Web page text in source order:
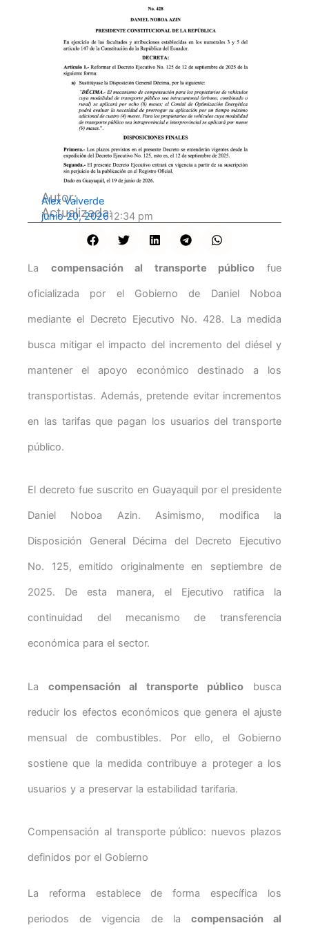
Autor:
Alex Valverde
Actualizada:
junio 20, 202612:34 pm
La compensación al transporte público fue
oficializada por el Gobierno de Daniel Noboa
mediante el Decreto Ejecutivo No. 428. La medida
busca mitigar el impacto del incremento del diésel y
mantener el apoyo económico destinado a los
transportistas. Además, pretende evitar incrementos
en las tarifas que pagan los usuarios del transporte
público.
El decreto fue suscrito en Guayaquil por el presidente
Daniel Noboa Azin. Asimismo, modifica la
Disposición General Décima del Decreto Ejecutivo
No. 125, emitido originalmente en septiembre de
2025. De esta manera, el Ejecutivo ratifica la
continuidad del mecanismo de transferencia
económica para el sector.
La compensación al transporte público busca
reducir los efectos económicos que genera el ajuste
mensual de combustibles. Por ello, el Gobierno
sostiene que la medida contribuye a proteger a los
usuarios y a preservar la estabilidad tarifaria.
Compensación al transporte público: nuevos plazos
definidos por el Gobierno
La reforma establece de forma específica los
periodos de vigencia de la compensación al